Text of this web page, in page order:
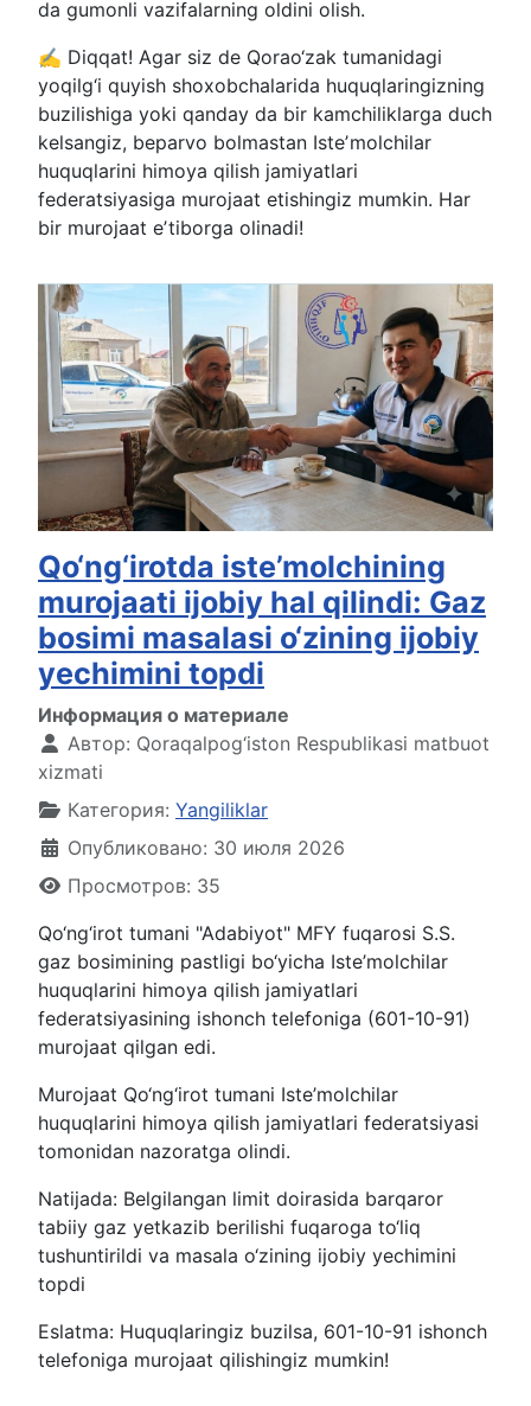
da gumonli vazifalarning oldini olish.
✍️ Diqqat! Agar siz de Qorao‘zak tumanidagi
yoqilg‘i quyish shoxobchalarida huquqlaringizning
buzilishiga yoki qanday da bir kamchiliklarga duch
kelsangiz, beparvo bolmastan Isteʼmolchilar
huquqlarini himoya qilish jamiyatlari
federatsiyasiga murojaat etishingiz mumkin. Har
bir murojaat eʼtiborga olinadi!
Qo‘ng‘irotda iste’molchining
murojaati ijobiy hal qilindi: Gaz
bosimi masalasi o‘zining ijobiy
yechimini topdi
Информация о материале
Автор: Qoraqalpog‘iston Respublikasi matbuot
xizmati
Категория: Yangiliklar
Опубликовано: 30 июля 2026
Просмотров: 35
Qo‘ng‘irot tumani "Adabiyot" MFY fuqarosi S.S.
gaz bosimining pastligi bo‘yicha Iste’molchilar
huquqlarini himoya qilish jamiyatlari
federatsiyasining ishonch telefoniga (601-10-91)
murojaat qilgan edi.
Murojaat Qo‘ng‘irot tumani Iste’molchilar
huquqlarini himoya qilish jamiyatlari federatsiyasi
tomonidan nazoratga olindi.
Natijada: Belgilangan limit doirasida barqaror
tabiiy gaz yetkazib berilishi fuqaroga to‘liq
tushuntirildi va masala o‘zining ijobiy yechimini
topdi
Eslatma: Huquqlaringiz buzilsa, 601-10-91 ishonch
telefoniga murojaat qilishingiz mumkin!